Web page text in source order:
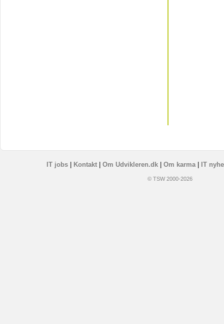
IT jobs| Kontakt| Om Udvikleren.dk| Om karma| IT
© TSW 2000-2026